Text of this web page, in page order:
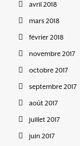
avril 2018
mars 2018
février 2018
novembre 2017
octobre 2017
septembre 2017
août 2017
juillet 2017
juin 2017